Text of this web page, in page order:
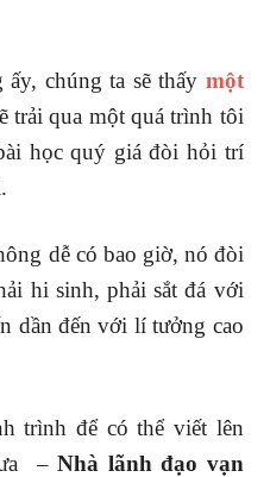
chúng ta sẽ thấy một
trải qua một quá trình tôi
học quý giá đòi hỏi trí
dễ có bao giờ, nó đòi
hi sinh, phải sắt đá với
dần đến với lí tưởng cao
trình để có thể viết lên
–Nhà lãnh đạo vạn